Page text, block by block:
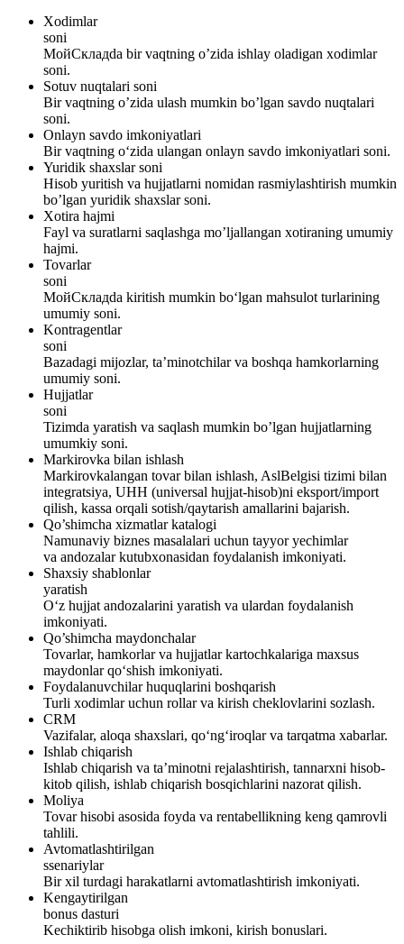
Xodimlar
soni
МойСкладda bir vaqtning o’zida ishlay oladigan xodimlar
soni.
Sotuv nuqtalari soni
Bir vaqtning o’zida ulash mumkin bo’lgan savdo nuqtalari
soni.
Onlayn savdo imkoniyatlari
Bir vaqtning o‘zida ulangan onlayn savdo imkoniyatlari soni.
Yuridik shaxslar soni
Hisob yuritish va hujjatlarni nomidan rasmiylashtirish mumkin
bo’lgan yuridik shaxslar soni.
Xotira hajmi
Fayl va suratlarni saqlashga mo’ljallangan xotiraning umumiy
hajmi.
Tovarlar
soni
МойСкладda kiritish mumkin bo‘lgan mahsulot turlarining
umumiy soni.
Kontragentlar
soni
Bazadagi mijozlar, ta’minotchilar va boshqa hamkorlarning
umumiy soni.
Hujjatlar
soni
Tizimda yaratish va saqlash mumkin bo’lgan hujjatlarning
umumkiy soni.
Markirovka bilan ishlash
Markirovkalangan tovar bilan ishlash, AslBelgisi tizimi bilan
integratsiya, UHH (universal hujjat-hisob)ni eksport/import
qilish, kassa orqali sotish/qaytarish amallarini bajarish.
Qo’shimcha xizmatlar katalogi
Namunaviy biznes masalalari uchun tayyor yechimlar
va andozalar kutubxonasidan foydalanish imkoniyati.
Shaxsiy shablonlar
yaratish
O‘z hujjat andozalarini yaratish va ulardan foydalanish
imkoniyati.
Qo’shimcha maydonchalar
Tovarlar, hamkorlar va hujjatlar kartochkalariga maxsus
maydonlar qo‘shish imkoniyati.
Foydalanuvchilar huquqlarini boshqarish
Turli xodimlar uchun rollar va kirish cheklovlarini sozlash.
CRM
Vazifalar, aloqa shaxslari, qo‘ng‘iroqlar va tarqatma xabarlar.
Ishlab chiqarish
Ishlab chiqarish va ta’minotni rejalashtirish, tannarxni hisob-
kitob qilish, ishlab chiqarish bosqichlarini nazorat qilish.
Moliya
Tovar hisobi asosida foyda va rentabellikning keng qamrovli
tahlili.
Avtomatlashtirilgan
ssenariylar
Bir xil turdagi harakatlarni avtomatlashtirish imkoniyati.
Kengaytirilgan
bonus dasturi
Kechiktirib hisobga olish imkoni, kirish bonuslari.